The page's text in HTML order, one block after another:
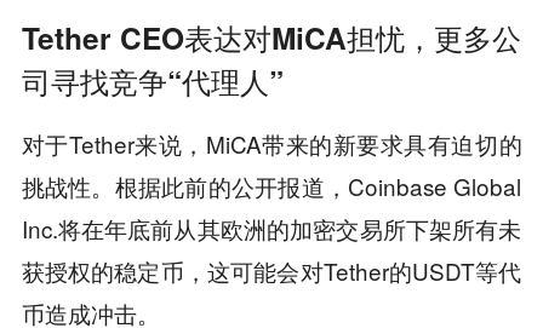
Tether CEO表达对MiCA担忧，更多公
司寻找竞争“代理人”
对于Tether来说，MiCA带来的新要求具有迫切的
挑战性。根据此前的公开报道，Coinbase Global
Inc.将在年底前从其欧洲的加密交易所下架所有未
获授权的稳定币，这可能会对Tether的USDT等代
币造成冲击。